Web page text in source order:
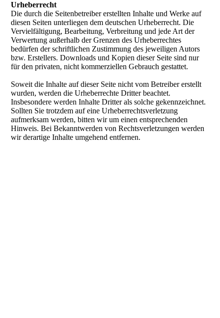
Urheberrecht
Die durch die Seitenbetreiber erstellten Inhalte und Werke auf
diesen Seiten unterliegen dem deutschen Urheberrecht. Die
Vervielfältigung, Bearbeitung, Verbreitung und jede Art der
Verwertung außerhalb der Grenzen des Urheberrechtes
bedürfen der schriftlichen Zustimmung des jeweiligen Autors
bzw. Erstellers. Downloads und Kopien dieser Seite sind nur
für den privaten, nicht kommerziellen Gebrauch gestattet.
Soweit die Inhalte auf dieser Seite nicht vom Betreiber erstellt
wurden, werden die Urheberrechte Dritter beachtet.
Insbesondere werden Inhalte Dritter als solche gekennzeichnet.
Sollten Sie trotzdem auf eine Urheberrechtsverletzung
aufmerksam werden, bitten wir um einen entsprechenden
Hinweis. Bei Bekanntwerden von Rechtsverletzungen werden
wir derartige Inhalte umgehend entfernen.